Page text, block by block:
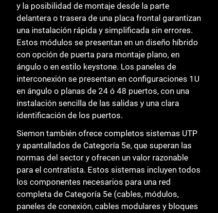
y la posibilidad de montaje desde la parte
delantera o trasera de una placa frontal garantizan
una instalación rápida y simplificada sin errores.
Estos módulos se presentan en un diseño híbrido
con opción de puerta para montaje plano, en
ángulo o en estilo keystone. Los paneles de
interconexión se presentan en configuraciones 1U
en ángulo o planas de 24 ó 48 puertos, con una
instalación sencilla de las salidas y una clara
identificación de los puertos.
Siemon también ofrece completos sistemas UTP
y apantallados de Categoría 5e, que superan las
normas del sector y ofrecen un valor razonable
para el contratista. Estos sistemas incluyen todos
los componentes necesarios para una red
completa de Categoría 5e (cables, módulos,
paneles de conexión, cables modulares y bloques